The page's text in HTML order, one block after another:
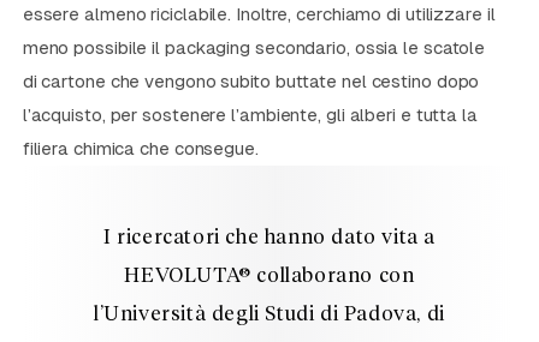
essere almeno riciclabile. Inoltre, cerchiamo di utilizzare il
meno possibile il packaging secondario, ossia le scatole
di cartone che vengono subito buttate nel cestino dopo
l’acquisto, per sostenere l’ambiente, gli alberi e tutta la
filiera chimica che consegue.
I ricercatori che hanno dato vita a
HEVOLUTA® collaborano con
l’Università degli Studi di Padova, di